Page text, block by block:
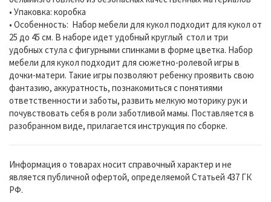
• Упаковка: коробка
• Особенность: Набор мебели для кукол подходит для кукол от
25 до 45 см. В наборе идет удобный круглый стол и три
удобных стула с фигурными спинками в форме цветка. Набор
мебели для кукол подходит для сюжетно-ролевой игры в
дочки-матери. Такие игры позволяют ребенку проявить свою
фантазию, аккуратность, познакомиться с понятиями
ответственности и заботы, развить мелкую моторику рук и
почувствовать себя в роли заботливой мамы. Поставляется в
разобранном виде, прилагается инструкция по сборке.
Информация о товарах носит справочный характер и не
является публичной офертой, определяемой Статьей 437 ГК
РФ.